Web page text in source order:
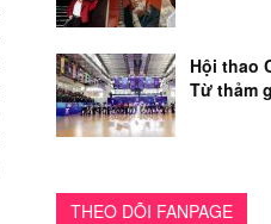
Hội thao
Từ thảm
THEO DÕI FANPAGE